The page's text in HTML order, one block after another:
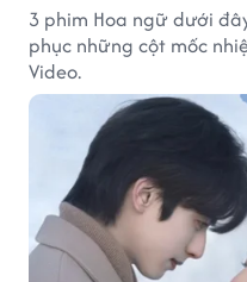
3 phim Hoa ngữ dưới
phục những cột mốc
Video.